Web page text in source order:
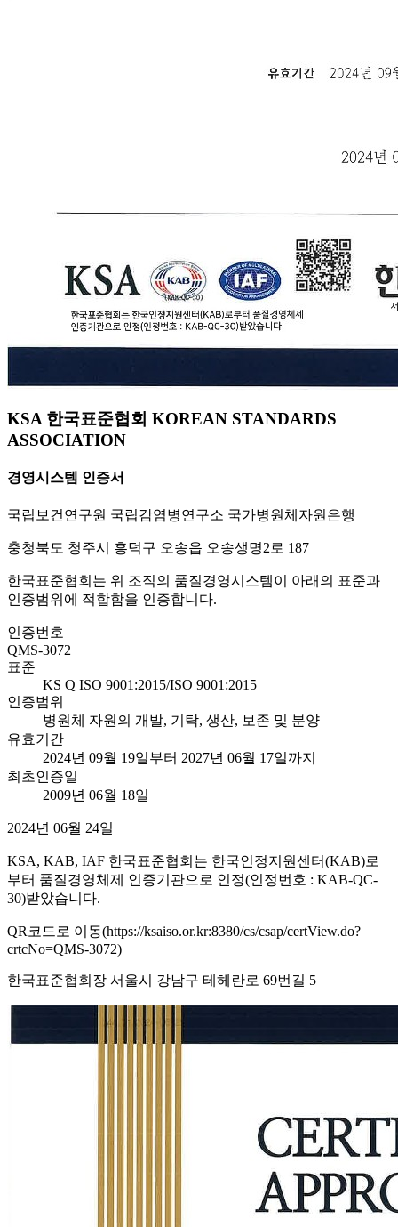
KSA 한국표준협회 KOREAN STANDARDS
ASSOCIATION
경영시스템 인증서
국립보건연구원 국립감염병연구소 국가병원체자원은행
충청북도 청주시 흥덕구 오송읍 오송생명2로 187
한국표준협회는 위 조직의 품질경영시스템이 아래의 표준과
인증범위에 적합함을 인증합니다.
인증번호
QMS-3072
표준
KS Q ISO 9001:2015/ISO 9001:2015
인증범위
병원체 자원의 개발, 기탁, 생산, 보존 및 분양
유효기간
2024년 09월 19일부터 2027년 06월 17일까지
최초인증일
2009년 06월 18일
2024년 06월 24일
KSA, KAB, IAF 한국표준협회는 한국인정지원센터(KAB)로
부터 품질경영체제 인증기관으로 인정(인정번호 : KAB-QC-
30)받았습니다.
QR코드로 이동(https://ksaiso.or.kr:8380/cs/csap/certView.do?
crtcNo=QMS-3072)
한국표준협회장 서울시 강남구 테헤란로 69번길 5